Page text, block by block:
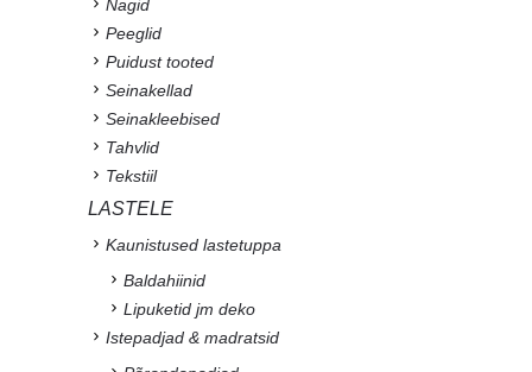
Nagid
Peeglid
Puidust tooted
Seinakellad
Seinakleebised
Tahvlid
Tekstiil
LASTELE
Kaunistused lastetuppa
Baldahiinid
Lipuketid jm deko
Istepadjad & madratsid